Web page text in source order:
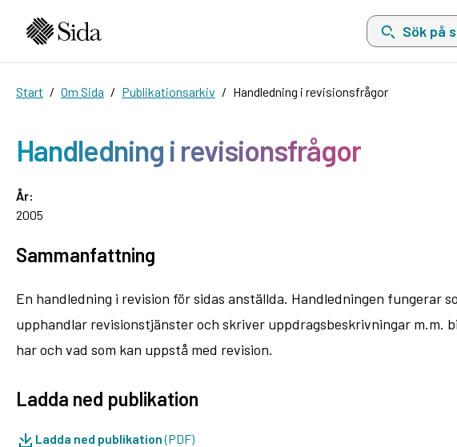
Sök på sida.se,
Start Om Sida Publikationsarkiv Handledning i revisionsfrågor
Handledning i revisionsfrågor
År:
2005
Sammanfattning
En handledning i revision för sidas anställda. Handledningen fungerar
upphandlar revisionstjänster och skriver uppdragsbeskrivningar m.m.
har och vad som kan uppstå med revision.
Ladda ned publikation
Ladda ned publikation(PDF)